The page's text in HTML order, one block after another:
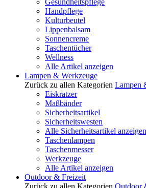
Gesundheitspflege
Handpflege
Kulturbeutel
Lippenbalsam
Sonnencreme
Taschentücher
Wellness
Alle Artikel anzeigen
Lampen & Werkzeuge
Zurück zu allen Kategorien Lampen
Eiskratzer
Maßbänder
Sicherheitsartikel
Sicherheitswesten
Alle Sicherheitsartikel anzeigen
Taschenlampen
Taschenmesser
Werkzeuge
Alle Artikel anzeigen
Outdoor & Freizeit
Zurück zu allen Kategorien Outdoor